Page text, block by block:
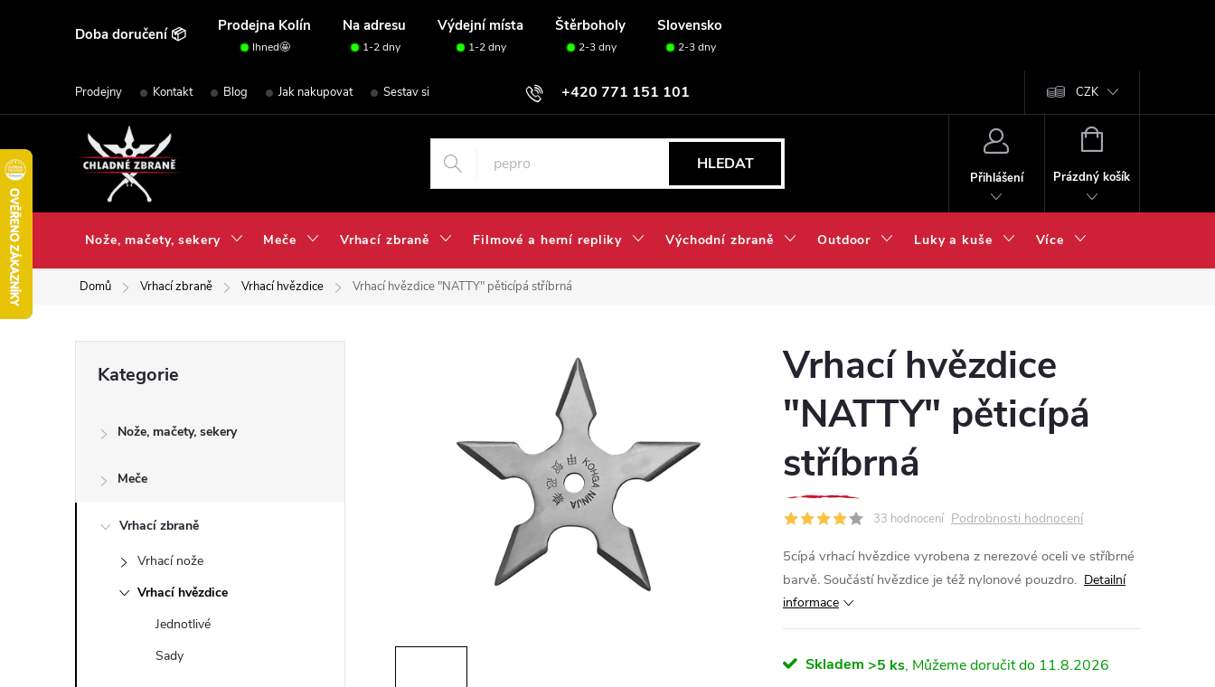
Doba doručení 📦 Prodejna Kolín Na adresu Výdejní místa Štěrboholy Slovensko
Ihned🤩 1-2 dny 1-2 dny 2-3 dny 2-3 dny
+420 771 151 101
Prodejny Kontakt Blog Jak nakupovat Sestav si svou sadu✅ CZK
HLEDAT
Přihlášení
NÁKUPNÍ
Prázdný košík
Nože, mačety, sekery Meče Vrhací zbraně Filmové a herní repliky Východní zbraně Outdoor Luky a kuše Více
Domů Vrhací zbraně Vrhací hvězdice Vrhací hvězdice "NATTY" pěticípá stříbrná
t
kategorie
Kategorie
Nože, mačety, sekery
Meče
Vrhací zbraně
Vrhací nože
Vrhací hvězdice
Jednotlivé
Sady
Vrhací hvězdice
"NATTY" pěticípá
stříbrná
33 hodnocení Podrobnosti hodnocení
5cípá vrhací hvězdice vyrobena z nerezové oceli ve stříbrné
barvě. Součástí hvězdice je též nylonové pouzdro. Detailní
informace
Skladem >5 ks 11.8.2026